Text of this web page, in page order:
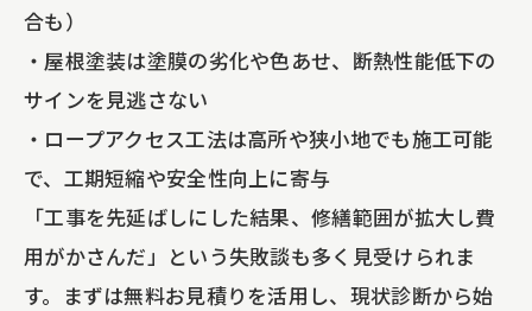
合も）
・屋根塗装は塗膜の劣化や色あせ、断熱性能低下の
サインを見逃さない
・ロープアクセス工法は高所や狭小地でも施工可能
で、工期短縮や安全性向上に寄与
「工事を先延ばしにした結果、修繕範囲が拡大し費
用がかさんだ」という失敗談も多く見受けられま
す。まずは無料お見積りを活用し、現状診断から始